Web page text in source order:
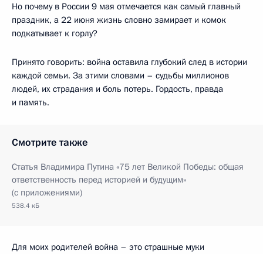
Но почему в России 9 мая отмечается как самый главный
праздник, а 22 июня жизнь словно замирает и комок
подкатывает к горлу?
Принято говорить: война оставила глубокий след в истории
каждой семьи. За этими словами – судьбы миллионов
людей, их страдания и боль потерь. Гордость, правда
и память.
Смотрите также
Статья Владимира Путина «75 лет Великой Победы: общая
ответственность перед историей и будущим»
(с приложениями)
538.4 кБ
Для моих родителей война – это страшные муки